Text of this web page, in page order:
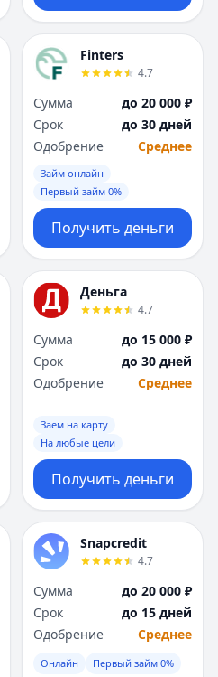
Finters
4.7
Сумма
до 20 000 ₽
Срок
до 30 дней
Одобрение
Среднее
Займ онлайн
Первый займ 0%
Получить деньги
Деньга
4.7
Сумма
до 15 000 ₽
Срок
до 30 дней
Одобрение
Среднее
Заем на карту
На любые цели
Получить деньги
Snapcredit
4.7
Сумма
до 20 000 ₽
Срок
до 15 дней
Одобрение
Среднее
Онлайн Первый займ 0%